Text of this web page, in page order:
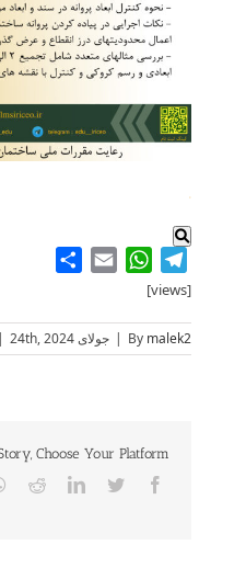
.
Telegram
WhatsApp
Email
[views]
By malek2
| جولای 24th, 2024 |
Choose Your Platform!
Facebook
Twitter
LinkedIn